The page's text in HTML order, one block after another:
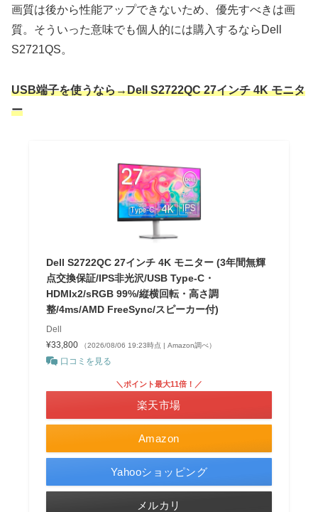
画質は後から性能アップできないため、優先すべきは画
質。そういった意味でも個人的には購入するならDell
S2721QS。
USB端子を使うなら→Dell S2722QC 27インチ 4K モニタ
ー
Dell S2722QC 27インチ 4K モニター (3年間無輝
点交換保証/IPS非光沢/USB Type-C・
HDMIx2/sRGB 99%/縦横回転・高さ調
整/4ms/AMD FreeSync/スピーカー付)
Dell
¥33,800
（2026/08/06 19:23時点 | Amazon調べ）
口コミを見る
Amazon
＼ポイント最大11倍！／
楽天市場
Yahooショッピング
メルカリ